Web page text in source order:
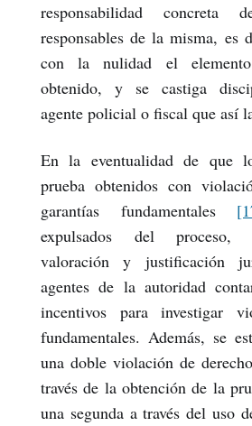
responsabilidad concreta
responsables de la misma, es
con la nulidad el
obtenido, y se castiga
agente policial o fiscal que así
En la eventualidad de que
prueba obtenidos con
garantías fundamentales
expulsados del proceso,
valoración y justificación
agentes de la autoridad
incentivos para investigar
fundamentales. Además, se
una doble violación de
través de la obtención de la
una segunda a través del uso